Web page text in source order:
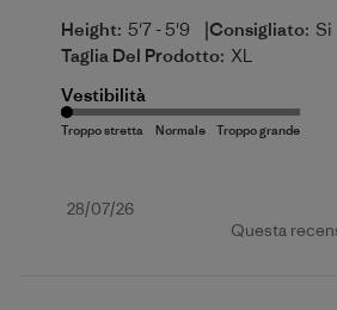
Height: 5'7 - 5'9 |Consigliato: Si
Taglia Del Prodotto: XL
Vestibilità
Data
28/07/26
Questa